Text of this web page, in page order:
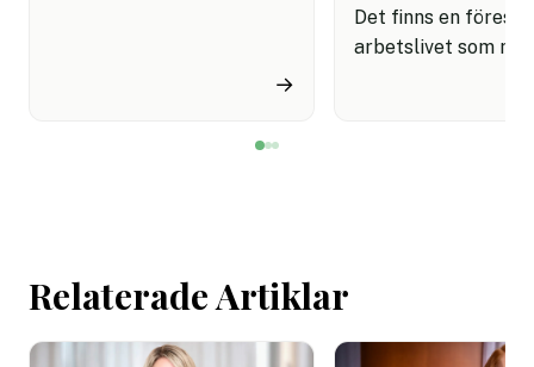
miljon svenskar uppger att
→
Det finns en
arbetslivet som
Relaterade Artiklar